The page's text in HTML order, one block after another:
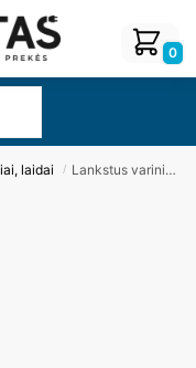
0
laidai / Lankstus varinis kabelis H05VV-F 2×1,5 mm²